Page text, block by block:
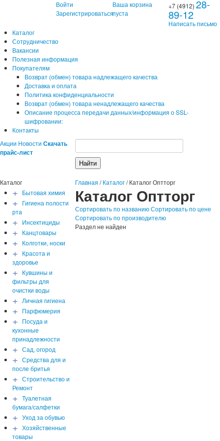
Войти
Зарегистрироваться
Ваша корзина
пуста
+7 (4912)28-
89-12
Написать письмо
Каталог
Сотрудничество
Вакансии
Полезная информация
Покупателям
Возврат (обмен) товара надлежащего качества
Доставка и оплата
Политика конфиденциальности
Возврат (обмен) товара ненадлежащего качества
Описание процесса передачи данных/информация о SSL-
шифровании:
Контакты
Акции Новости Скачать
прайс-лист
Каталог
+ Бытовая химия
+ Гигиена полости
рта
+ Инсектициды
+ Канцтовары
+ Колготки, носки
+ Красота и
здоровье
+ Кувшины и
фильтры для
очистки воды
+ Личная гигиена
+ Парфюмерия
+ Посуда и
кухонные
принадлежности
+ Сад, огород
+ Средства для и
после бритья
+ Строительство и
Ремонт
+ Туалетная
бумага/салфетки
+ Уход за обувью
+ Хозяйственные
товары
Главная /Каталог/Каталог Оптторг
Каталог Оптторг
Сортировать по названию Сортировать по цене
Сортировать по производителю
Раздел не найден